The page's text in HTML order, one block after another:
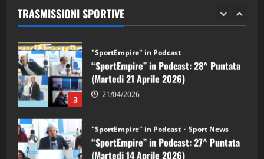
TRASMISSIONI SPORTIVE
2 28/04/2026
3
"SportEmpire" in Podcast
“SportEmpire” in Podcast: 28^ Puntata
(Martedi 21 Aprile 2026)
21/04/2026
"SportEmpire" in Podcast Sport News
“SportEmpire” in Podcast: 27^ Puntata
(Martedi 14 Aprile 2026)